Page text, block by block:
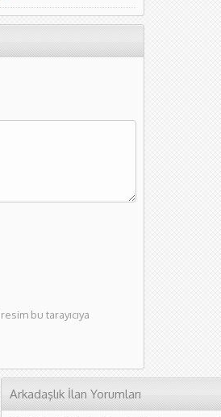
bu tarayıcıya
Arkadaşlık İlan Yorumları